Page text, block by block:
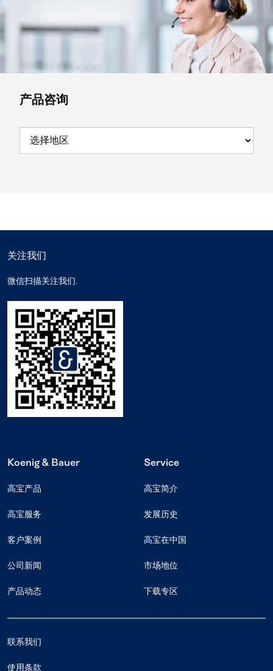
产品咨询
关注我们
微信扫描关注我们.
Koenig & Bauer
高宝产品
高宝服务
客户案例
公司新闻
产品动态
Service
高宝简介
发展历史
高宝在中国
市场地位
下载专区
联系我们
使用条款